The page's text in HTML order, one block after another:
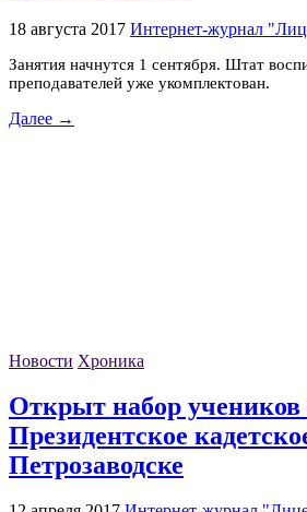
18 августа 2017 Интернет-журнал
Занятия начнутся 1 сентября. Штат
преподавателей уже укомплектован.
Далее →
Новости Хроника
Открыт набор учеников
Президентское
Петрозаводске